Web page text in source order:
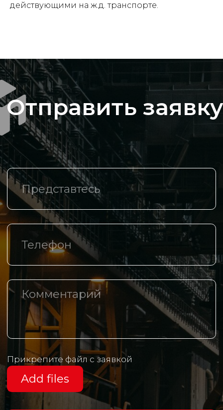
действующими на ж.д. транспорте.
Контакты
Реквизиты
Разработано агентством
Политика в отношении обработки
персональных данных